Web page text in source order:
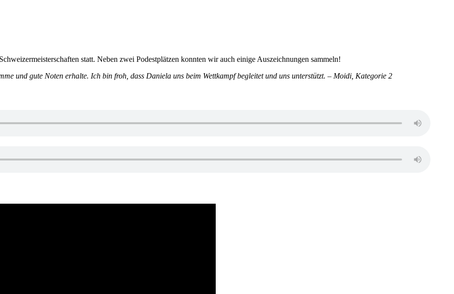
statt. Neben zwei Podestplätzen konnten wir auch einige Auszeichnungen sammeln!
und gute Noten erhalte. Ich bin froh, dass Daniela uns beim Wettkampf begleitet und uns unterstützt. – Moidi, Kategorie 2